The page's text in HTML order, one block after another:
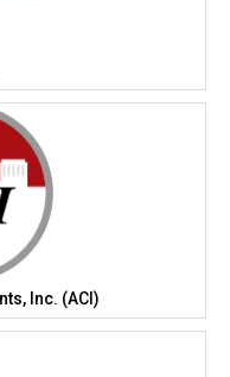
Inc. (ACI)